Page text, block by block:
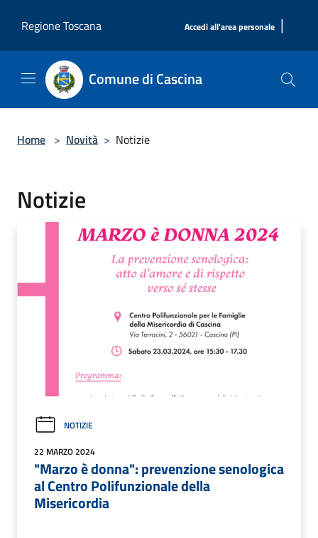
Regione Toscana
Accedi all'area personale |
Comune di Cascina
Home > Novità > Notizie
Notizie
NOTIZIE
22 MARZO 2024
"Marzo è donna": prevenzione senologica
al Centro Polifunzionale della
Misericordia